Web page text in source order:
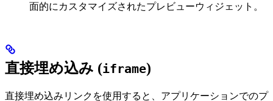
面的にカスタマイズされたプレビューウィジェット。
直接埋め込み (iframe)
直接埋め込みリンクを使用すると、アプリケーションでのプ